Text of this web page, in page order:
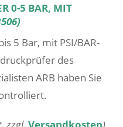
0-5 BAR, MIT
5 Bar, mit PSI/BAR-
des
ARB haben Sie
zzgl. Versandkosten)